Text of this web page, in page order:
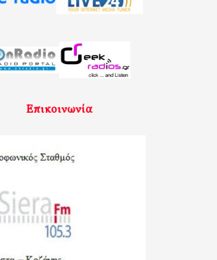
Επικοινωνία